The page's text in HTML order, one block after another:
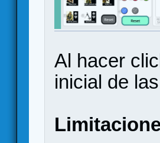
Al hacer
inicial de